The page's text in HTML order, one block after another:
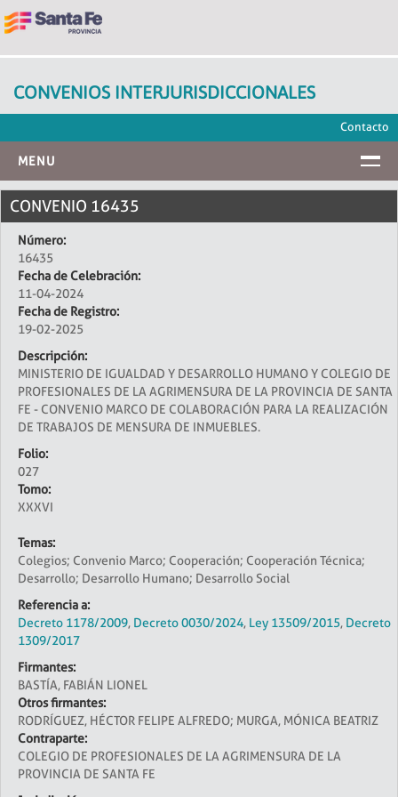
CONVENIOS INTERJURISDICCIONALES
Contacto
MENU
INICIO
CONVENIO 16435
Número:
16435
Fecha de Celebración:
11-04-2024
Fecha de Registro:
19-02-2025
Descripción:
MINISTERIO DE IGUALDAD Y DESARROLLO HUMANO Y COLEGIO DE
PROFESIONALES DE LA AGRIMENSURA DE LA PROVINCIA DE SANTA
FE - CONVENIO MARCO DE COLABORACIÓN PARA LA REALIZACIÓN
DE TRABAJOS DE MENSURA DE INMUEBLES.
Folio:
027
Tomo:
XXXVI
Temas:
Colegios; Convenio Marco; Cooperación; Cooperación Técnica;
Desarrollo; Desarrollo Humano; Desarrollo Social
Referencia a:
Decreto 1178/2009, Decreto 0030/2024, Ley 13509/2015, Decreto
1309/2017
Firmantes:
BASTÍA, FABIÁN LIONEL
Otros firmantes:
RODRÍGUEZ, HÉCTOR FELIPE ALFREDO; MURGA, MÓNICA BEATRIZ
Contraparte:
COLEGIO DE PROFESIONALES DE LA AGRIMENSURA DE LA
PROVINCIA DE SANTA FE